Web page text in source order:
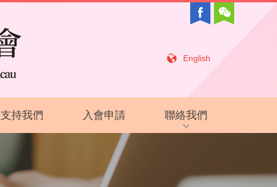
English
支持我們 入會申請 聯絡我們
相關鏈接